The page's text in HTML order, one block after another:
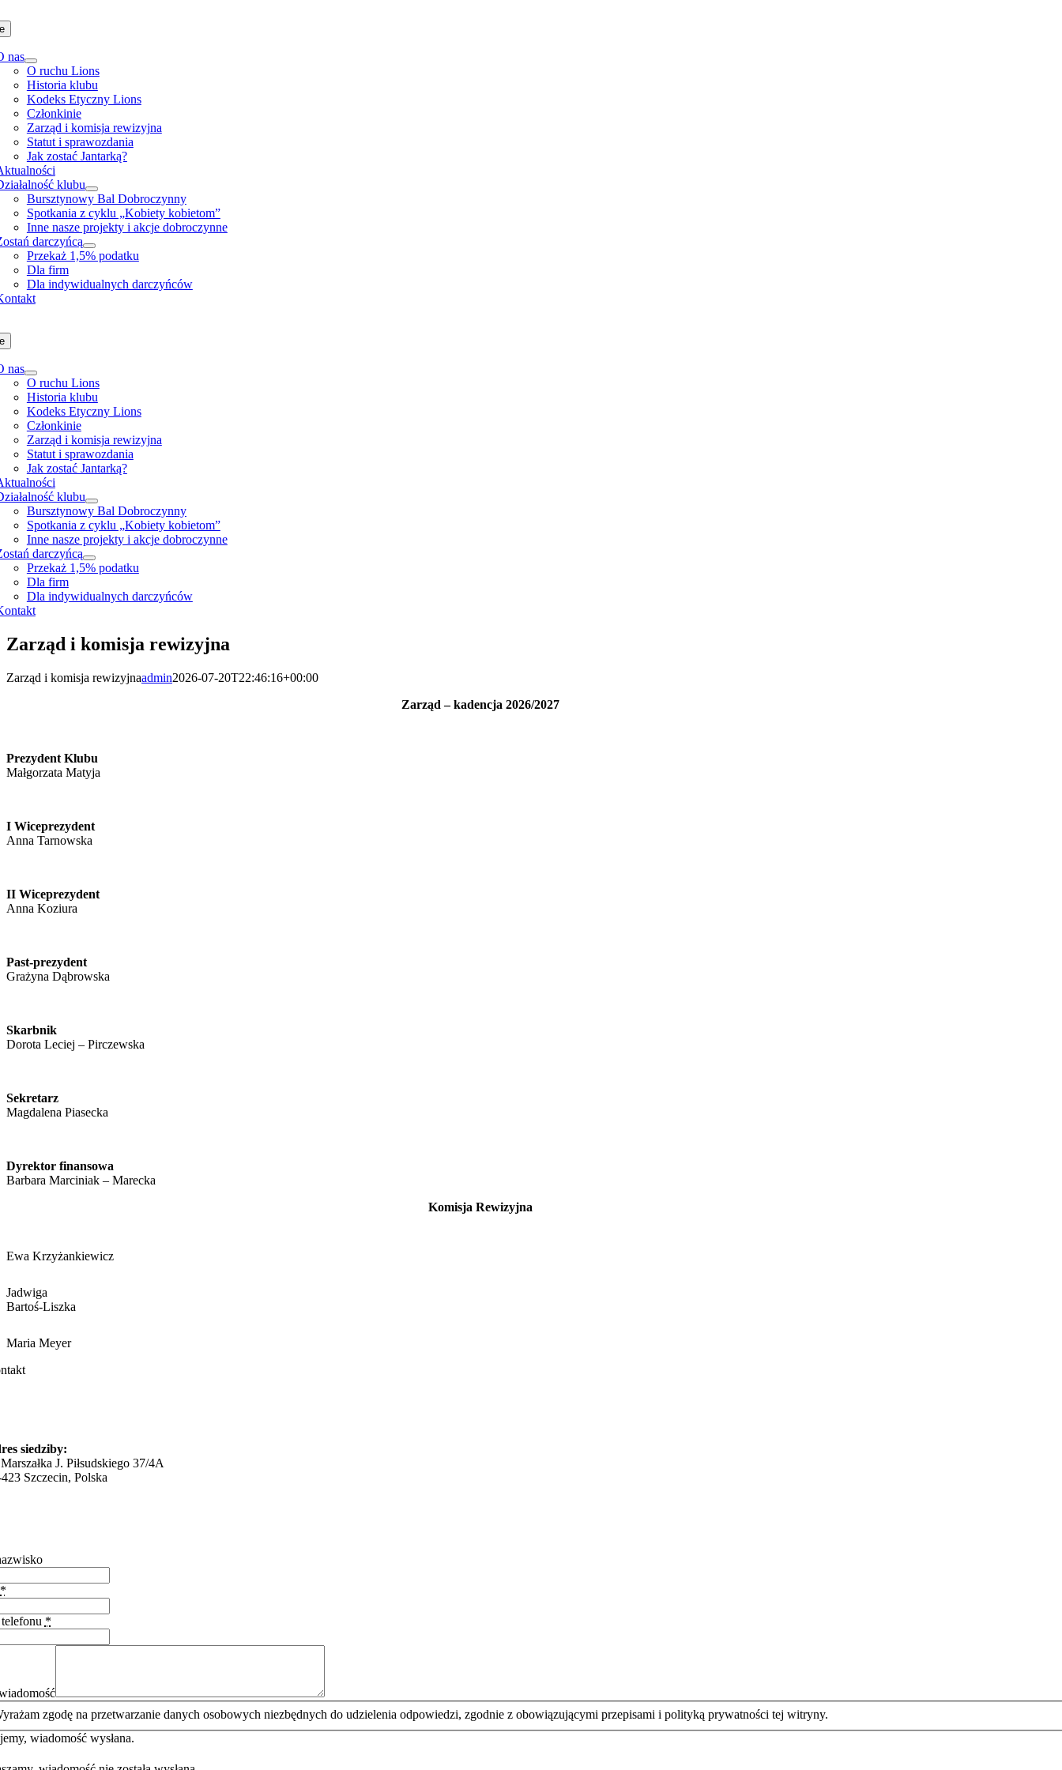
to
content
nas
O ruchu Lions
Historia klubu
Kodeks Etyczny Lions
Członkinie
Zarząd i komisja rewizyjna
Statut i sprawozdania
Jak zostać Jantarką?
klubu
Bursztynowy Bal Dobroczynny
Spotkania z cyklu „Kobiety kobietom”
Inne nasze projekty i akcje dobroczynne
darczyńcą
Przekaż 1,5% podatku
Dla firm
Dla indywidualnych darczyńców
nas
O ruchu Lions
Historia klubu
Kodeks Etyczny Lions
Członkinie
Zarząd i komisja rewizyjna
Statut i sprawozdania
Jak zostać Jantarką?
klubu
Bursztynowy Bal Dobroczynny
Spotkania z cyklu „Kobiety kobietom”
Inne nasze projekty i akcje dobroczynne
darczyńcą
Przekaż 1,5% podatku
Dla firm
Dla indywidualnych darczyńców
Zarząd i komisja rewizyjna
Zarząd i komisja rewizyjnaadmin2026-07-20T22:46:16+00:00
Zarząd – kadencja 2026/2027
Prezydent Klubu
Małgorzata Matyja
I Wiceprezydent
Anna Tarnowska
II Wiceprezydent
Anna Koziura
Past-prezydent
Grażyna Dąbrowska
Skarbnik
Dorota Leciej – Pirczewska
Sekretarz
Magdalena Piasecka
Dyrektor finansowa
Barbara Marciniak – Marecka
Komisja Rewizyjna
Ewa Krzyżankiewicz
Jadwiga
Bartoś-Liszka
Maria Meyer
siedziby:
J. Piłsudskiego 37/4A
Szczecin, Polska
*
*
zgodę na przetwarzanie danych osobowych niezbędnych do udzielenia odpowiedzi, zgodnie z obowiązującymi przepisami i polityką prywatności tej witryny.
wiadomość wysłana.